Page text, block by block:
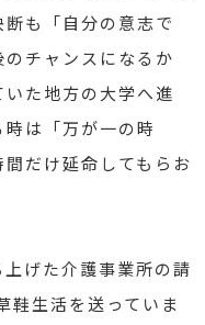
も「自分の意志で
チャンスになるか
た地方の大学へ進
は「万が一の時
だけ延命してもらお
げた介護事業所の請
鞋生活を送っていま